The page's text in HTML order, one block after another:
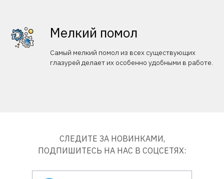
Мелкий помол
Самый мелкий помол из всех существующих
глазурей делает их особенно удобными в работе.
СЛЕДИТЕ ЗА НОВИНКАМИ,
ПОДПИШИТЕСЬ НА НАС В СОЦСЕТЯХ: